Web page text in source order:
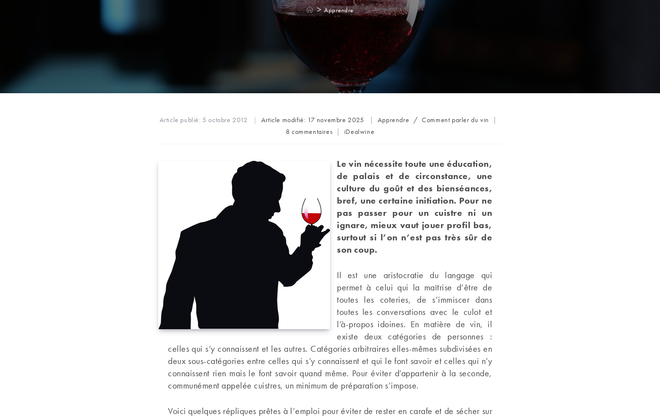
> Apprendre
Article publié:5 octobre 2012 Article modifié: 17 novembre 2025
Post
Apprendre / Comment parler du vin
Commentaires
8 commentaires
Auteur/autrice
publication :
iDealwine
Le vin nécessite toute une éducation,
de palais et de circonstance, une
culture du goût et des bienséances,
bref, une certaine initiation. Pour ne
pas passer pour un cuistre ni un
ignare, mieux vaut jouer profil bas,
surtout si l’on n’est pas très sûr de
son coup.
Il est une aristocratie du langage qui
permet à celui qui la maîtrise d’être de
toutes les coteries, de s’immiscer dans
toutes les conversations avec le culot et
l’à-propos idoines. En matière de vin, il
existe deux catégories de personnes :
celles qui s’y connaissent et les autres. Catégories arbitraires elles-mêmes subdivisées en
deux sous-catégories entre celles qui s’y connaissent et qui le font savoir et celles qui n’y
connaissent rien mais le font savoir quand même. Pour éviter d’appartenir à la seconde,
communément appelée cuistres, un minimum de préparation s’impose.
Voici quelques répliques prêtes à l’emploi pour éviter de rester en carafe et de sécher sur